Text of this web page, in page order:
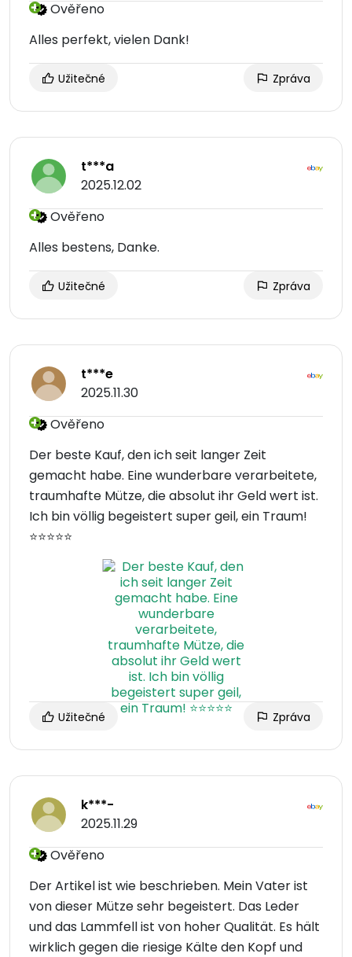
Ověřeno
Alles perfekt, vielen Dank!
Užitečné Zpráva
t***a
2025.12.02
Ověřeno
Alles bestens, Danke.
Užitečné Zpráva
t***e
2025.11.30
Ověřeno
Der beste Kauf, den ich seit langer Zeit
gemacht habe. Eine wunderbare verarbeitete,
traumhafte Mütze, die absolut ihr Geld wert ist.
Ich bin völlig begeistert super geil, ein Traum!
⭐️⭐️⭐️⭐️⭐️
Užitečné Zpráva
k***-
2025.11.29
Ověřeno
Der Artikel ist wie beschrieben. Mein Vater ist
von dieser Mütze sehr begeistert. Das Leder
und das Lammfell ist von hoher Qualität. Es hält
wirklich gegen die riesige Kälte den Kopf und